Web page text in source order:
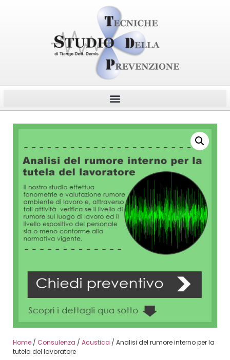
Home / Consulenza / Acustica / Analisi del rumore interno per la
tutela del lavoratore